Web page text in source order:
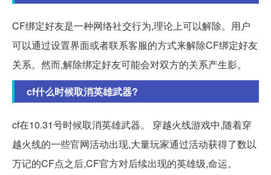
CF绑定好友是一种网络社交行为,理论上可以解除。用户
可以通过设置界面或者联系客服的方式来解除CF绑定好友
关系。然而,解除绑定好友可能会对双方的关系产生影。
cf什么时候取消英雄武器?
cf在10.31号时候取消英雄武器。 穿越火线游戏中,随着穿
越火线的一些官网活动出现,大量玩家通过活动获得了数以
万记的CF点之后,CF官方对后续出现的英雄级,命运。